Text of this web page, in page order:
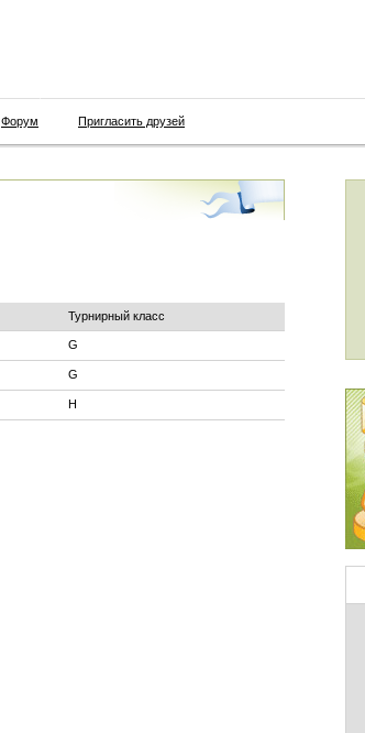
Форум Пригласить друзей
Турнирный класс
G
G
H